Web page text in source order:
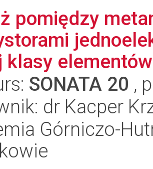
pomiędzy
klasy
SONATA 20 ,
dr Kacper
Górniczo-